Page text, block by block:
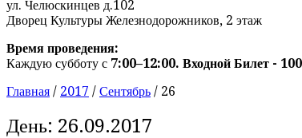
ул. Челюскинцев д.102
Дворец Культуры Железнодорожников, 2 этаж
Время проведения:
Каждую субботу с 7:00–12:00. Входной Билет -
Главная / 2017 / Сентябрь / 26
День: 26.09.2017